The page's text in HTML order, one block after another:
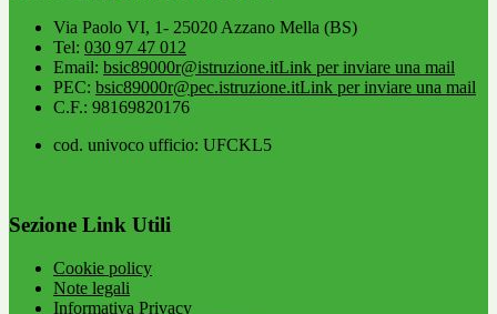
Via Paolo VI, 1- 25020 Azzano Mella (BS)
Tel: 030 97 47 012
Email: bsic89000r@istruzione.itLink per inviare una mail
PEC: bsic89000r@pec.istruzione.itLink per inviare una mail
C.F.: 98169820176
cod. univoco ufficio: UFCKL5
Sezione Link Utili
Cookie policy
Note legali
Informativa Privacy